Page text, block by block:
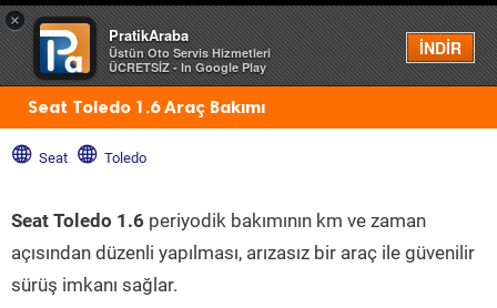
×
PratikAraba
Üstün Oto Servis Hizmetleri
ÜCRETSİZ - In Google Play
İNDİR
Menü
Seat Toledo 1.6 Araç Bakımı
Seat Toledo
Seat Toledo 1.6 periyodik bakımının km ve zaman
açısından düzenli yapılması, arızasız bir araç ile güvenilir
sürüş imkanı sağlar.